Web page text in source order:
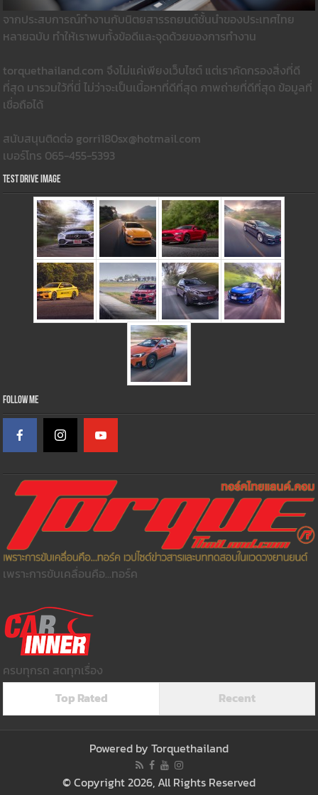
จากประสบการณ์ทำงานกับนิตยสารรถยนต์ชั้นนำของประเทศไทย
หลายฉบับ ทำให้เราพบทั้งข้อดีและจุดด้วยของการทำงาน
torquethailand.com จึงไม่แค่เพียงเว็บไซต์ แต่เราคัดกรองสิ่งที่ดี
ที่สุด มารวมใว้ที่นี่ ไม่ว่าจะเป็นเนื้อหาที่ดีที่สุด ภาพถ่ายที่ดีที่สุด ข้อมูลที่
เชื่อถือได้
สนับสนุนติดต่อ gorri180sx@hotmail.com
เบอร์โทร 065-455-5393
Test Drive Image
Follow Me
เพราะการขับเคลื่อนคือ...ทอร์ค
ครบทุกรถ สดทุกเรื่อง
Top Rated
Recent
Powered by Torquethailand
© Copyright 2026, All Rights Reserved